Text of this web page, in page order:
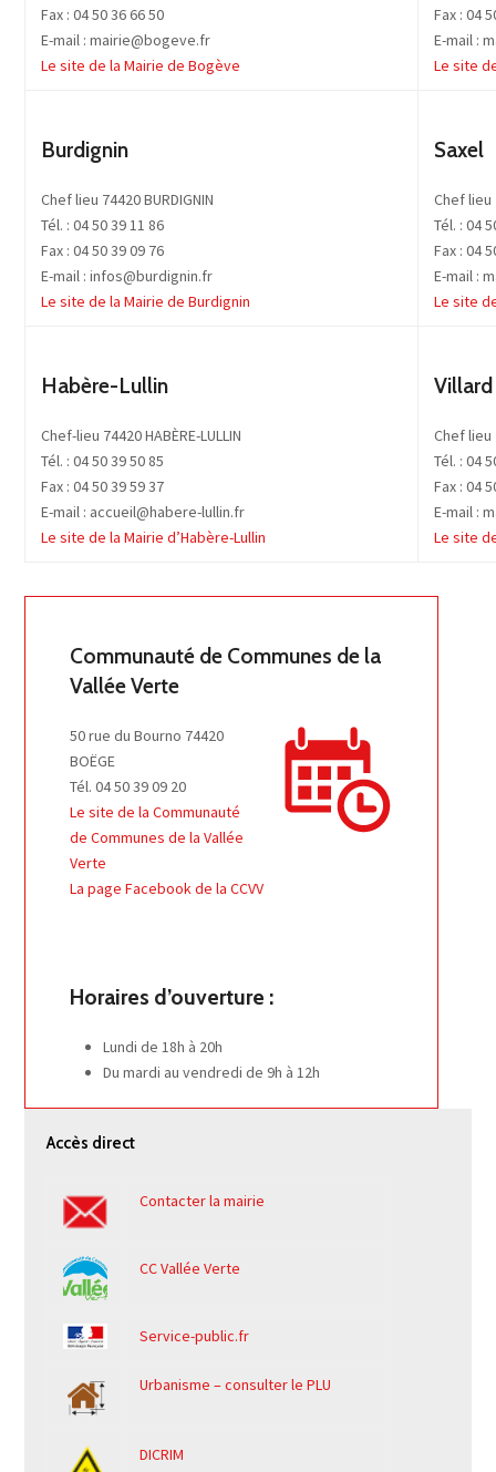
Fax : 04 50 36 66 50
E-mail : mairie@bogeve.fr
Le site de la Mairie de Bogève
Fax : 04
E-mail :
Le site
Burdignin
Chef lieu 74420 BURDIGNIN
Tél. : 04 50 39 11 86
Fax : 04 50 39 09 76
E-mail : infos@burdignin.fr
Le site de la Mairie de Burdignin
Saxel
Chef lieu
Tél. : 04
Fax : 04
E-mail :
Le site
Habère-Lullin
Chef-lieu 74420 HABÈRE-LULLIN
Tél. : 04 50 39 50 85
Fax : 04 50 39 59 37
E-mail : accueil@habere-lullin.fr
Le site de la Mairie d’Habère-Lullin
Villard
Chef lieu
Tél. : 04
Fax : 04
E-mail :
Le site
Communauté de Communes de la
Vallée Verte
50 rue du Bourno 74420
BOËGE
Tél. 04 50 39 09 20
Le site de la Communauté
de Communes de la Vallée
Verte
La page Facebook de la CCVV
Horaires d’ouverture :
Lundi de 18h à 20h
Du mardi au vendredi de 9h à 12h
Accès direct
Contacter la mairie
CC Vallée Verte
Service-public.fr
Urbanisme – consulter le PLU
DICRIM